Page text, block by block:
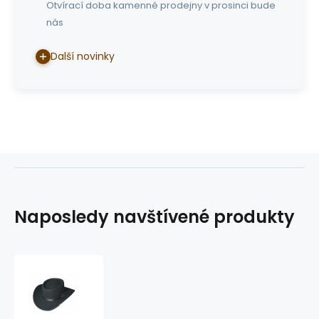
Otvírací doba kamenné prodejny v prosinci bude
nás
Další novinky
Naposledy navštívené produkty